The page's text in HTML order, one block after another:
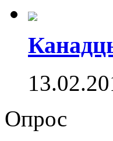
Опрос